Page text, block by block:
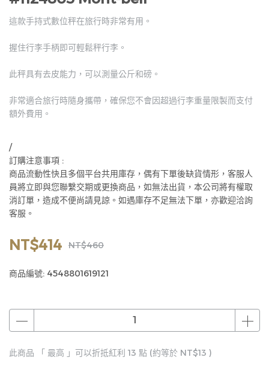
這款手持式數位秤在旅行時非常有用。
握住行李手柄即可輕鬆秤行李。
此秤具有去皮能力，可以測量公斤和磅。
非常適合旅行時隨身攜帶，確保您不會因超過行李重量限製而支付
額外費用。
/
訂購注意事項 :
商品流動性快且多個平台共用庫存，偶有下單後缺貨情形，客服人
員將立即與您聯繫交期或更換商品，如無法出貨，本公司將有權取
消訂單，造成不便尚請見諒。如遇庫存不足無法下單，亦歡迎洽詢
客服。
NT$414 NT$460
商品編號: 4548801619121
此商品 「 最高 」可以折抵紅利 13 點 (約等於 NT$13 )